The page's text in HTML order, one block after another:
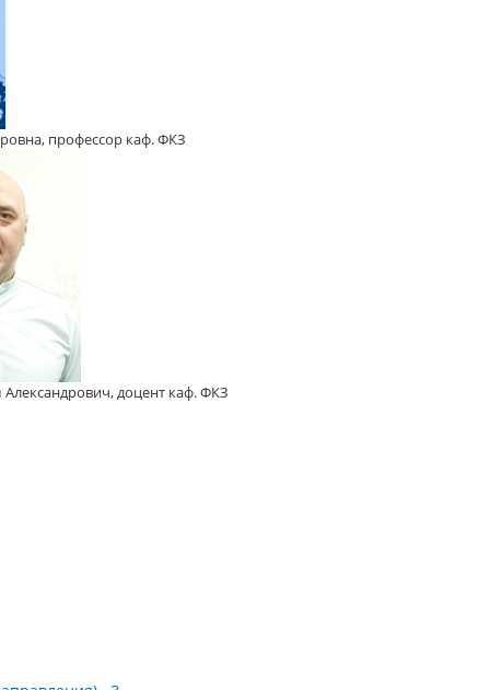
профессор каф. ФКЗ
доцент каф. ФКЗ